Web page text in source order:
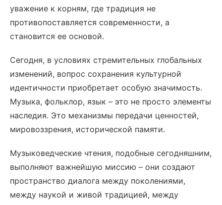
уважение к корням, где традиция не
противопоставляется современности, а
становится ее основой.
Сегодня, в условиях стремительных глобальных
изменений, вопрос сохранения культурной
идентичности приобретает особую значимость.
Музыка, фольклор, язык – это не просто элементы
наследия. Это механизмы передачи ценностей,
мировоззрения, исторической памяти.
Музыковедческие чтения, подобные сегодняшним,
выполняют важнейшую миссию – они создают
пространство диалога между поколениями,
между наукой и живой традицией, между